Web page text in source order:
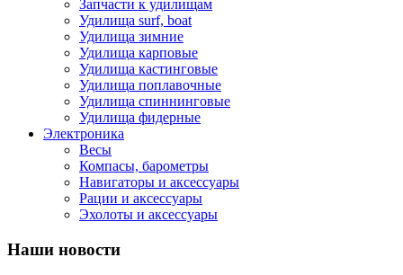
Запчасти к удилищам
Удилища surf, boat
Удилища зимние
Удилища карповые
Удилища кастинговые
Удилища поплавочные
Удилища спиннинговые
Удилища фидерные
Электроника
Весы
Компасы, барометры
Навигаторы и аксессуары
Рации и аксессуары
Эхолоты и аксессуары
Наши новости